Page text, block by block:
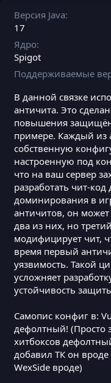
Версия Java
17
Ядро
Spigot
Поддерживаемые
В данной связке
античита. Это
повышения
примере. Каждый из
собственную
настроенную под
что на ваш сервер
разработать чит-
доминирования в
античитов, он может
два из них, но
модифицирует чит,
время первый
уязвимость. Такой
усложняет
устойчивость
Самопис конфиг в:
дефолтный! (Просто
хитбоксов
добавил ТК он вроде
WexSide вроде)